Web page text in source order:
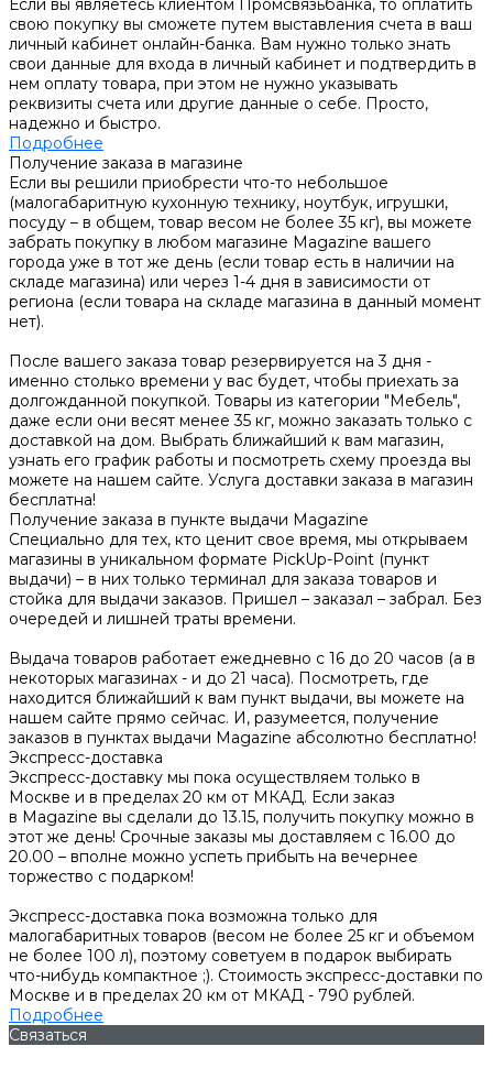
свою покупку вы сможете путем выставления счета в ваш
личный кабинет онлайн-банка. Вам нужно только знать
свои данные для входа в личный кабинет и подтвердить в
нем оплату товара, при этом не нужно указывать
реквизиты счета или другие данные о себе. Просто,
надежно и быстро.
Подробнее
Получение заказа в магазине
Если вы решили приобрести что-то небольшое
(малогабаритную кухонную технику, ноутбук, игрушки,
посуду – в общем, товар весом не более 35 кг), вы можете
забрать покупку в любом магазине Magazine вашего
города уже в тот же день (если товар есть в наличии на
складе магазина) или через 1-4 дня в зависимости от
региона (если товара на складе магазина в данный момент
нет).
После вашего заказа товар резервируется на 3 дня -
именно столько времени у вас будет, чтобы приехать за
долгожданной покупкой. Товары из категории "Мебель",
даже если они весят менее 35 кг, можно заказать только с
доставкой на дом. Выбрать ближайший к вам магазин,
узнать его график работы и посмотреть схему проезда вы
можете на нашем сайте. Услуга доставки заказа в магазин
бесплатна!
Получение заказа в пункте выдачи Magazine
Специально для тех, кто ценит свое время, мы открываем
магазины в уникальном формате PickUp-Point (пункт
выдачи) – в них только терминал для заказа товаров и
стойка для выдачи заказов. Пришел – заказал – забрал. Без
очередей и лишней траты времени.
Выдача товаров работает ежедневно с 16 до 20 часов (а в
некоторых магазинах - и до 21 часа). Посмотреть, где
находится ближайший к вам пункт выдачи, вы можете на
нашем сайте прямо сейчас. И, разумеется, получение
заказов в пунктах выдачи Magazine абсолютно бесплатно!
Экспресс-доставка
Экспресс-доставку мы пока осуществляем только в
Москве и в пределах 20 км от МКАД. Если заказ
в Magazine вы сделали до 13.15, получить покупку можно в
этот же день! Срочные заказы мы доставляем с 16.00 до
20.00 – вполне можно успеть прибыть на вечернее
торжество с подарком!
Экспресс-доставка пока возможна только для
малогабаритных товаров (весом не более 25 кг и объемом
не более 100 л), поэтому советуем в подарок выбирать
что-нибудь компактное ;). Стоимость экспресс-доставки по
Москве и в пределах 20 км от МКАД - 790 рублей.
Подробнее
Связаться